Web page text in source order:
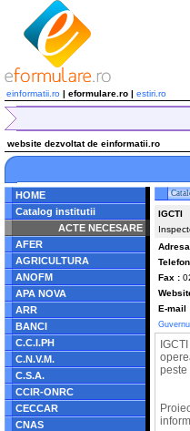
einformatii.ro | eformulare.ro | estiri.ro
website dezvoltat de einformatii.ro
HOME
Catalog institutii
ACTE NECESARE
AFER
AGRICULTURA
ANOFM
APA NOVA
ARR
BANCI
C.C.I.PH
C.N.V.M.
C.S.A.
CCIR-ONRC
CECCAR
CNAS
IGCTI
Fax :
E-mail
peste